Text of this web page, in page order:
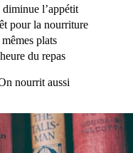
l’appétit
pour la nourriture
plats
du repas
nourrit aussi